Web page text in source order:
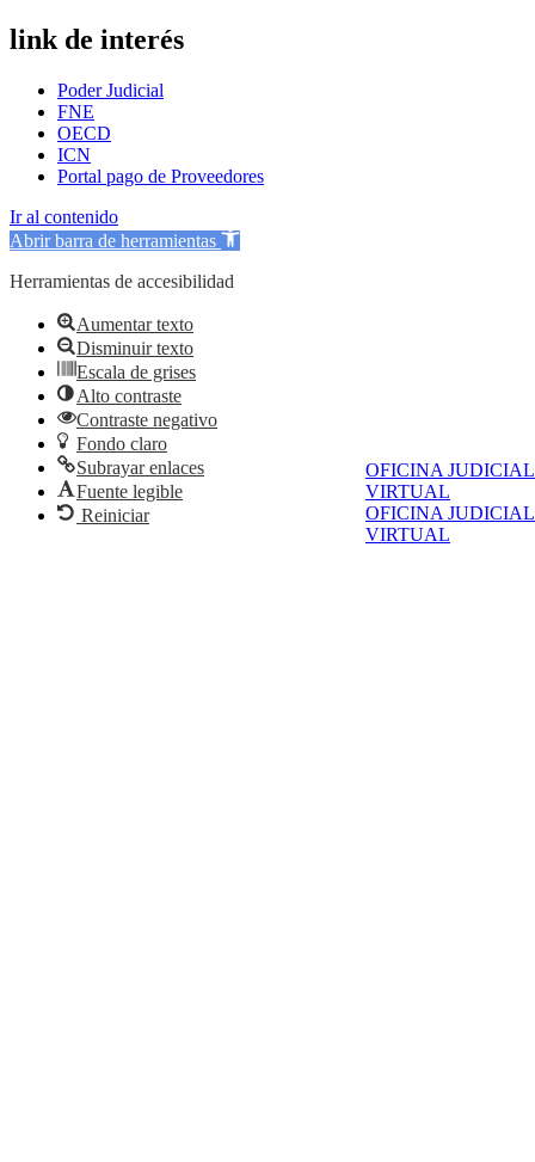
OFICINA JUDICIAL
VIRTUAL
OFICINA JUDICIAL
VIRTUAL
link de interés
Poder Judicial
FNE
OECD
ICN
Portal pago de Proveedores
Ir al contenido
Abrir barra de herramientas
Herramientas de accesibilidad
Aumentar texto
Disminuir texto
Escala de grises
Alto contraste
Contraste negativo
Fondo claro
Subrayar enlaces
Fuente legible
Reiniciar